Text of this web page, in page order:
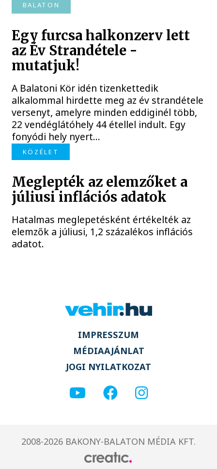
BALATON
Egy furcsa halkonzerv lett
az Év Strandétele -
mutatjuk!
A Balatoni Kör idén tizenkettedik
alkalommal hirdette meg az év strandétele
versenyt, amelyre minden eddiginél több,
22 vendéglátóhely 44 étellel indult. Egy
fonyódi hely nyert...
KÖZÉLET
Meglepték az elemzőket a
júliusi inflációs adatok
Hatalmas meglepetésként értékelték az
elemzők a júliusi, 1,2 százalékos inflációs
adatot.
IMPRESSZUM
MÉDIAAJÁNLAT
JOGI NYILATKOZAT
2008-2026 BAKONY-BALATON MÉDIA KFT.